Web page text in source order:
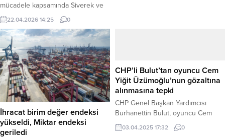
mücadele kapsamında Siverek ve
Karaköprü ilçelerinde düzenlediği
operasyonlarda suç şebekelerine
ve firari şahıslara büyük darbe
indirdi. Operasyonlar neticesinde
çok sayıda dijital materyal ele
geçirilirken, hakkında kesinleşmiş
hapis cezası bulunan bir şahıs da
yakalanarak cezaevine gönderildi.
Haber Merkezi – Şanlıurfa Valiliği İl
Basın...
22.04.2026 14:25 0
CMK da yok!!” ifadelerinin
kullanıldığı paylaşımda, şu ifadelere
yer verildi:...
İhracat birim değer endeksi
yükseldi, Miktar endeksi
geriledi
CHP’li Bulut’tan oyuncu Cem
Yiğit Üzümoğlu’nun gözaltına
alınmasına tepki
CHP Genel Başkan Yardımcısı
Burhanettin Bulut, oyuncu Cem
Yiğit Üzümoğlu’nun, 2 Nisan’da
yapılan boykot çağrılarına destek
03.04.2025 17:32 0